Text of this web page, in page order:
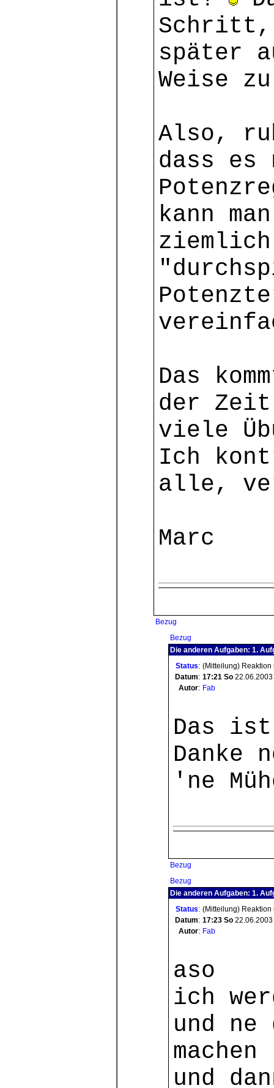
Schritt,
später
Weise
Also,
dass es
kann
Das
der
viele
Ich
alle,
Marc
Bezug
Bezug
Die anderen Aufgaben: 1.
Status: (Mitteilung)
Datum: 17:21 So 22.06.2003
Autor: Fab
Das
Danke
'ne
Bezug
Bezug
Die anderen Aufgaben: 1.
Status: (Mitteilung)
Datum: 17:23 So 22.06.2003
Autor: Fab
aso
ich
und ne
und